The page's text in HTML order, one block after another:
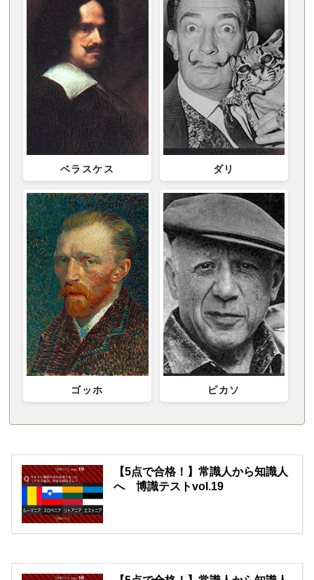
ベラスケス ダリ
ゴッホ ピカソ
【5点で合格！】常識人から知識人
へ 博識テストvol.19